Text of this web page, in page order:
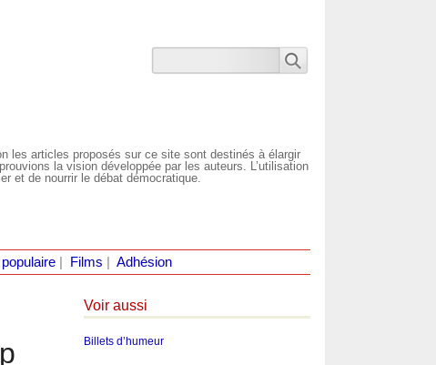
les articles proposés sur ce site sont destinés à élargir
la vision développée par les auteurs. L’utilisation
et de nourrir le débat démocratique.
| Films Adhésion
Voir aussi
Billets d’humeur